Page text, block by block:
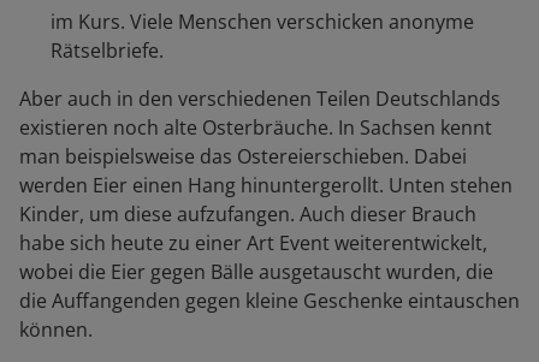
im Kurs. Viele Menschen verschicken anonyme
Rätselbriefe.
Aber auch in den verschiedenen Teilen Deutschlands
existieren noch alte Osterbräuche. In Sachsen kennt
man beispielsweise das Ostereierschieben. Dabei
werden Eier einen Hang hinuntergerollt. Unten stehen
Kinder, um diese aufzufangen. Auch dieser Brauch
habe sich heute zu einer Art Event weiterentwickelt,
wobei die Eier gegen Bälle ausgetauscht wurden, die
die Auffangenden gegen kleine Geschenke eintauschen
können.